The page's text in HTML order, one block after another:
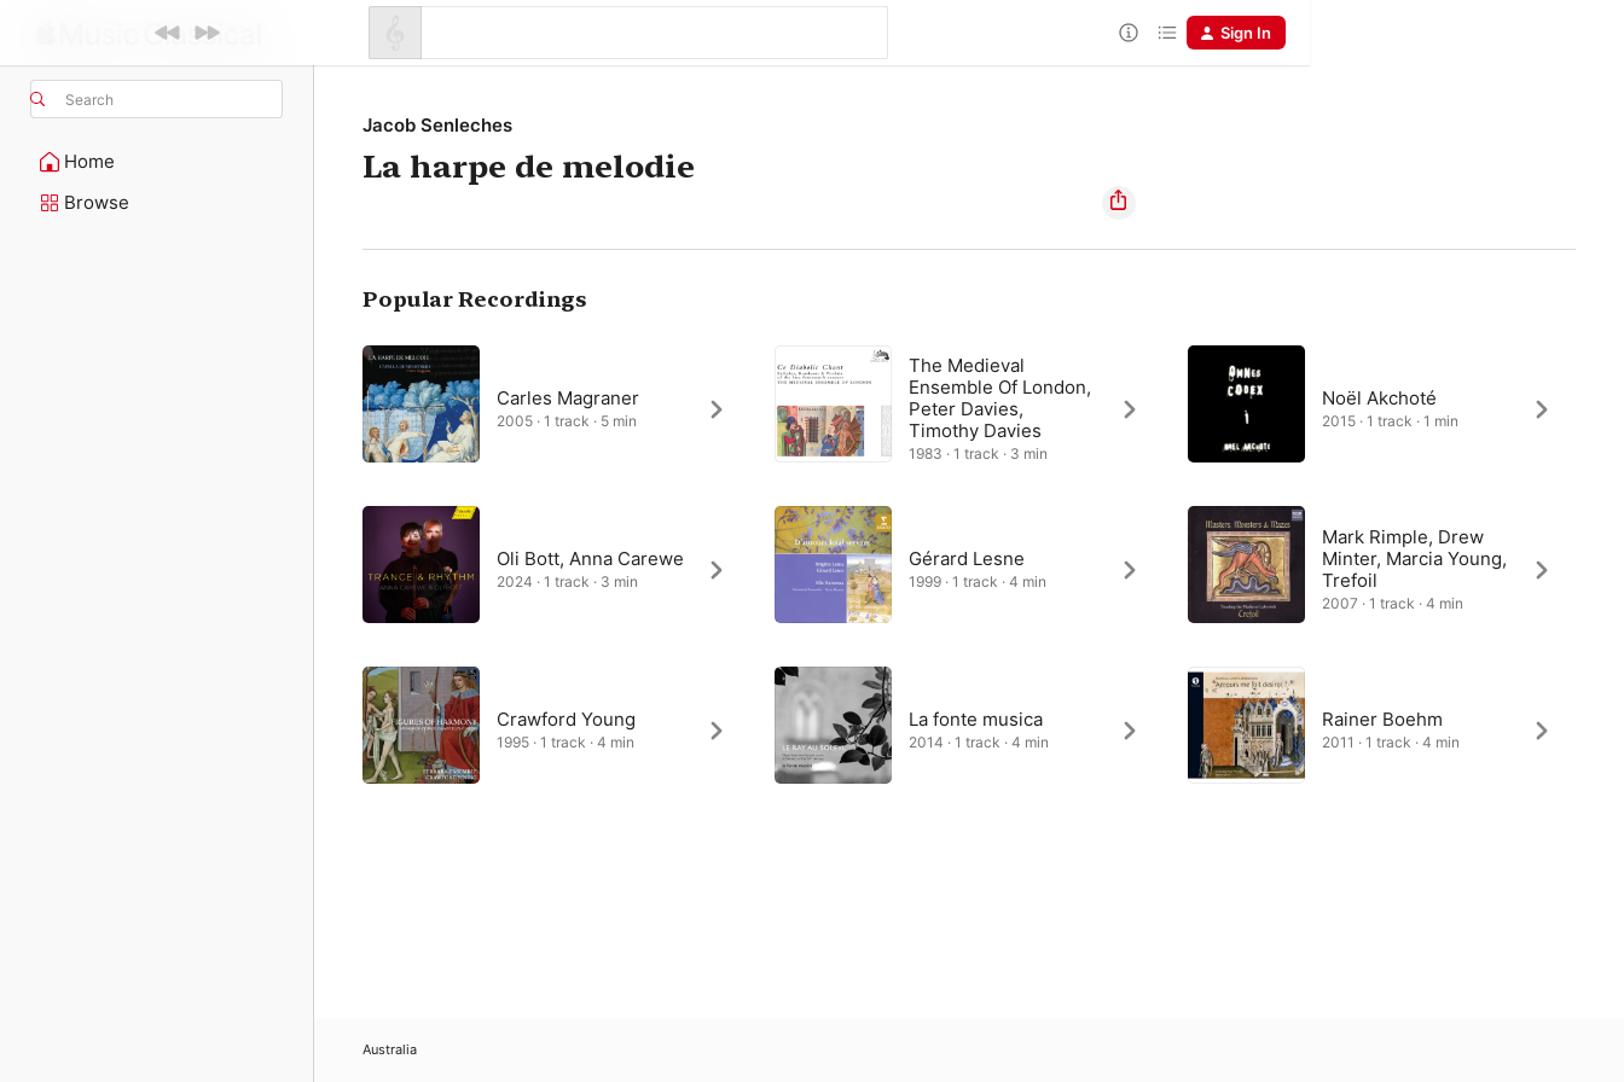
Search
Home
Browse
Sign In
Jacob Senleches
La harpe de melodie
Popular Recordings
Carles Magraner
2005 · 1 track · 5 min
Oli Bott, Anna Carewe
2024 · 1 track · 3 min
Crawford Young
1995 · 1 track · 4 min
The Medieval
Ensemble Of London,
Peter Davies,
Timothy Davies
1983 · 1 track · 3 min
Gérard Lesne
1999 · 1 track · 4 min
La fonte musica
2014 · 1 track · 4 min
Noël Akchoté
2015 · 1 track · 1 min
Mark Rimple, Drew
Minter, Marcia Young,
Trefoil
2007 · 1 track · 4 min
Rainer Boehm
2011 · 1 track · 4 min
Australia